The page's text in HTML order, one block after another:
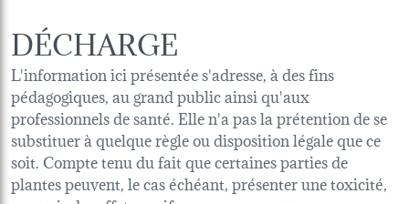
DÉCHARGE
L'information ici présentée s'adresse, à des fins
pédagogiques, au grand public ainsi qu'aux
professionnels de santé. Elle n'a pas la prétention de se
substituer à quelque règle ou disposition légale que ce
soit. Compte tenu du fait que certaines parties de
plantes peuvent, le cas échéant, présenter une toxicité,